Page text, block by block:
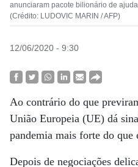
anunciaram pacote bilionário de
(Crédito: LUDOVIC MARIN / AFP)
12/06/2020 - 9:30
Ao contrário do que
União Europeia (UE) dá
pandemia mais forte do que
Depois de negociações